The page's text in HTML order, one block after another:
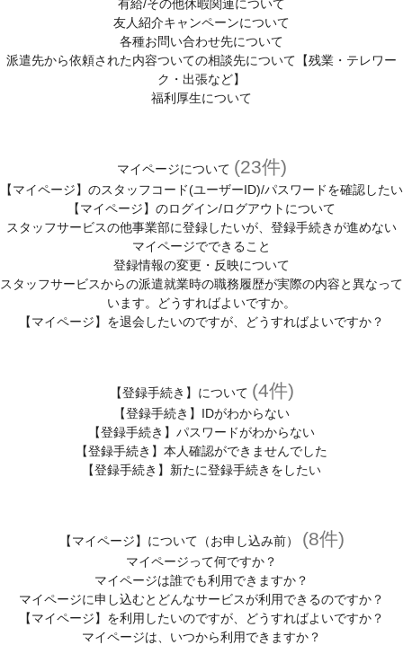
有給/その他休暇関連について
友人紹介キャンペーンについて
各種お問い合わせ先について
派遣先から依頼された内容ついての相談先について【残業・テレワー
ク・出張など】
福利厚生について
マイページについて (23件)
【マイページ】のスタッフコード(ユーザーID)/パスワードを確認したい
【マイページ】のログイン/ログアウトについて
スタッフサービスの他事業部に登録したいが、登録手続きが進めない
マイページでできること
登録情報の変更・反映について
スタッフサービスからの派遣就業時の職務履歴が実際の内容と異なって
います。どうすればよいですか。
【マイページ】を退会したいのですが、どうすればよいですか？
【登録手続き】について (4件)
【登録手続き】IDがわからない
【登録手続き】パスワードがわからない
【登録手続き】本人確認ができませんでした
【登録手続き】新たに登録手続きをしたい
【マイページ】について（お申し込み前） (8件)
マイページって何ですか？
マイページは誰でも利用できますか？
マイページに申し込むとどんなサービスが利用できるのですか？
【マイページ】を利用したいのですが、どうすればよいですか？
マイページは、いつから利用できますか？